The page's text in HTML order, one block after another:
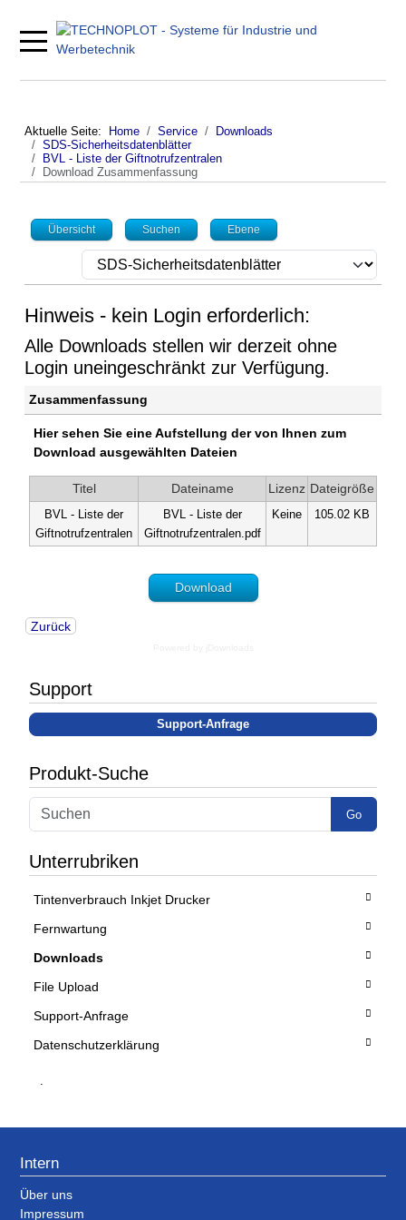
Mobile Menu Toggle
Aktuelle Seite: Home Service
Downloads
SDS-Sicherheitsdatenblätter
BVL - Liste der Giftnotrufzentralen
Download Zusammenfassung
Übersicht Suchen Ebene
Hinweis - kein Login erforderlich:
Alle Downloads stellen wir derzeit ohne
Login uneingeschränkt zur Verfügung.
Zusammenfassung
Hier sehen Sie eine Aufstellung der von Ihnen zum
Download ausgewählten Dateien
Titel Dateiname Lizenz Dateigröße
BVL - Liste der
Giftnotrufzentralen
BVL - Liste der
Giftnotrufzentralen.pdf
Keine 105.02 KB
Download
Zurück
Support
Support-Anfrage
Produkt-Suche
Go
Unterrubriken
Tintenverbrauch Inkjet Drucker
Fernwartung
Downloads
File Upload
Support-Anfrage
Datenschutzerklärung
.
Intern
Über uns
Impressum